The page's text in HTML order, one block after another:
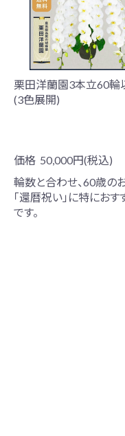
栗田洋蘭園3本立60輪
(3色展開)
価格 50,000円(税込)
輪数と合わせ、60歳の
「還暦祝い」に特におす
です。